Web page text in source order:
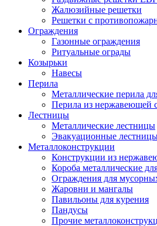
Жалюзийные решетки
Решетки с
Ограждения
Газонные ограждения
Ритуальные ограды
Козырьки
Навесы
Перила
Металлические перила
Перила из нержавеющей
Лестницы
Металлические лестницы
Эвакуационные
Металлоконструкции
Конструкции из
Короба металлические
Ограждения для
Жаровни и мангалы
Павильоны для курения
Пандусы
Прочие